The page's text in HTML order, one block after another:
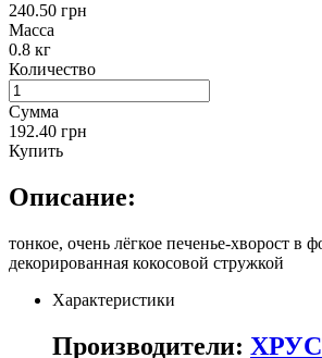
240.50 грн
Масса
0.8 кг
Количество
Сумма
192.40 грн
Купить
Описание:
тонкое, очень лёгкое печенье-хворост в
декорированная кокосовой стружкой
Характеристики
Производители: